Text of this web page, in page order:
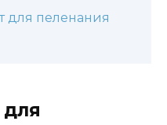
для пеленания